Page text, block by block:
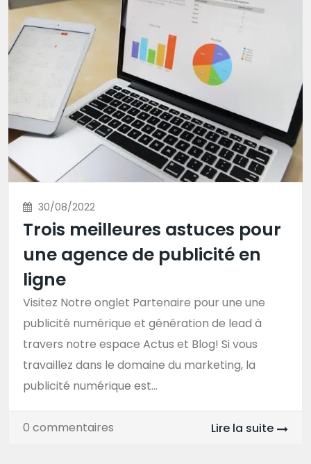
30/08/2022
Trois meilleures astuces pour
une agence de publicité en
ligne
Visitez Notre onglet Partenaire pour une une
publicité numérique et génération de lead à
travers notre espace Actus et Blog! Si vous
travaillez dans le domaine du marketing, la
publicité numérique est...
0 commentaires Lire la suite